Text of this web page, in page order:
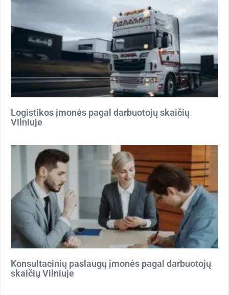
Logistikos įmonės pagal darbuotojų skaičių
Vilniuje
Konsultacinių paslaugų įmonės pagal darbuotojų
skaičių Vilniuje